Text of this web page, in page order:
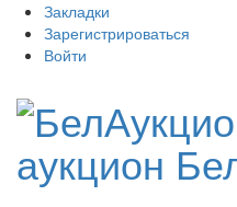
Закладки
Зарегистрироваться
Войти